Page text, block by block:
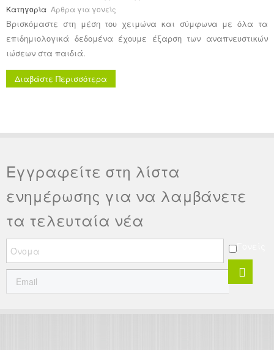
Κατηγορία Άρθρα για γονείς
Βρισκόμαστε στη μέση του χειμώνα και σύμφωνα με όλα τα
επιδημιολογικά δεδομένα έχουμε έξαρση των αναπνευστικών
ιώσεων στα παιδιά.
Διαβάστε Περισσότερα
Εγγραφείτε στη λίστα
ενημέρωσης για να λαμβάνετε
τα τελευταία νέα
Γονείς